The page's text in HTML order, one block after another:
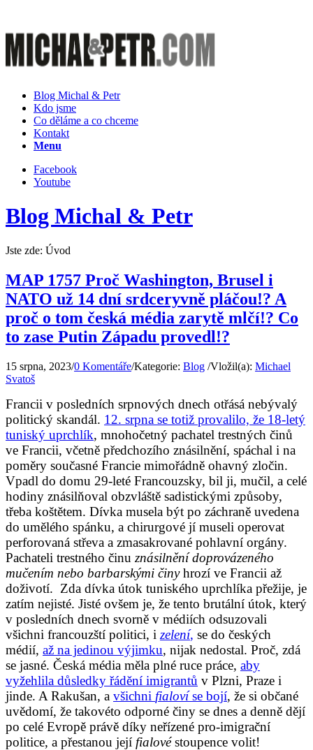
Blog Michal & Petr
Kdo jsme
Co děláme a co chceme
Kontakt
Menu
Facebook
Youtube
Blog Michal & Petr
Jste zde: Úvod
MAP 1757 Proč Washington, Brusel i
NATO už 14 dní srdceryvně pláčou!? A
proč o tom česká média zarytě mlčí!? Co
to zase Putin Západu provedl!?
15 srpna, 2023/0 Komentáře/Kategorie: Blog /Vložil(a): Michael
Svatoš
Francii v posledních srpnových dnech otřásá nebývalý
politický skandál. 12. srpna se totiž provalilo, že 18-letý
tuniský uprchlík, mnohočetný pachatel trestných činů
ve Francii, včetně předchozího znásilnění, spáchal i na
poměry současné Francie mimořádně ohavný zločin.
Vpadl do domu 29-leté Francouzsky, bil ji, mučil, a celé
hodiny znásilňoval obzvláště sadistickými způsoby,
třeba koštětem. Dívka musela být po záchraně uvedena
do umělého spánku, a chirurgové jí museli operovat
perforovaná střeva a zmasakrované pohlavní orgány.
Pachateli trestného činu znásilnění doprovázeného
mučením nebo barbarskými činyhrozí ve Francii až
doživotí. Zda dívka útok tuniského uprchlíka přežije, je
zatím nejisté. Jisté ovšem je, že tento brutální útok, který
v posledních dnech svorně v médiích odsuzovali
všichni francouzští politici, i zelení, se do českých
médií, až na jedinou výjimku, nijak nedostal. Proč, zdá
se jasné. Česká média měla plné ruce práce, aby
vyžehlila důsledky řádění imigrantů v Plzni, Praze i
jinde. A Rakušan, a všichni fialovíse bojí, že si občané
uvědomí, že takovéto odporné činy se dnes a denně dějí
po celé Evropě právě díky neřízené pro-imigrační
politice, a přestanou její fialovéstoupence volit!